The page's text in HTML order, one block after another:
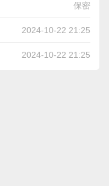
保密
2024-10-22 21:25
2024-10-22 21:25